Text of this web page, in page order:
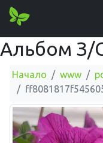
Альбом З/
Начало www